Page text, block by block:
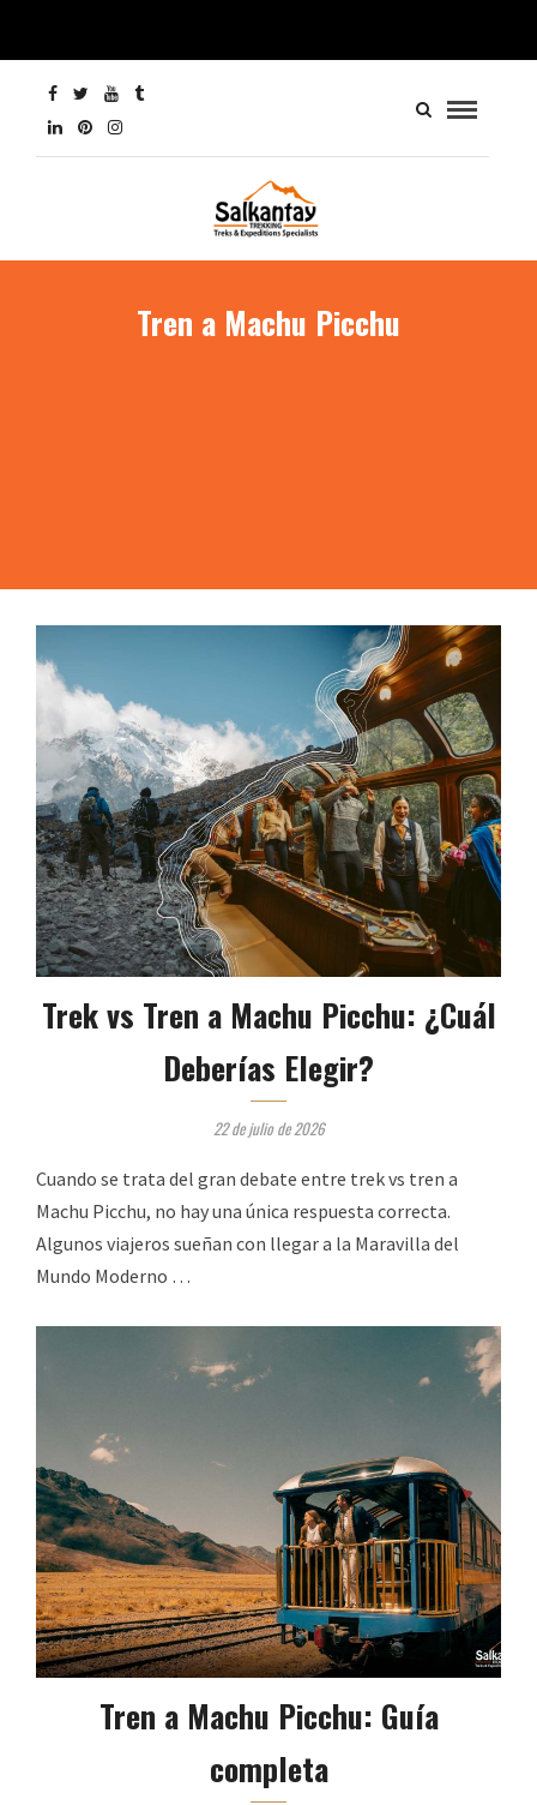
Tren a Machu Picchu
Trek vs Tren a Machu Picchu: ¿Cuál
Deberías Elegir?
22 de julio de 2026
Cuando se trata del gran debate entre trek vs tren a
Machu Picchu, no hay una única respuesta correcta.
Algunos viajeros sueñan con llegar a la Maravilla del
Mundo Moderno …
Tren a Machu Picchu: Guía
completa